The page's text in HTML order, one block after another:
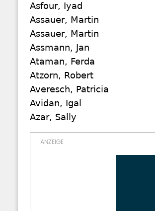
Asfour, Iyad
Assauer, Martin
Assauer, Martin
Assmann, Jan
Ataman, Ferda
Atzorn, Robert
Averesch, Patricia
Avidan, Igal
Azar, Sally